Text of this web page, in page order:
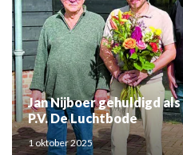
Jan Nijboer gehuldigd
P.V. De Luchtbode
1 oktober 2025